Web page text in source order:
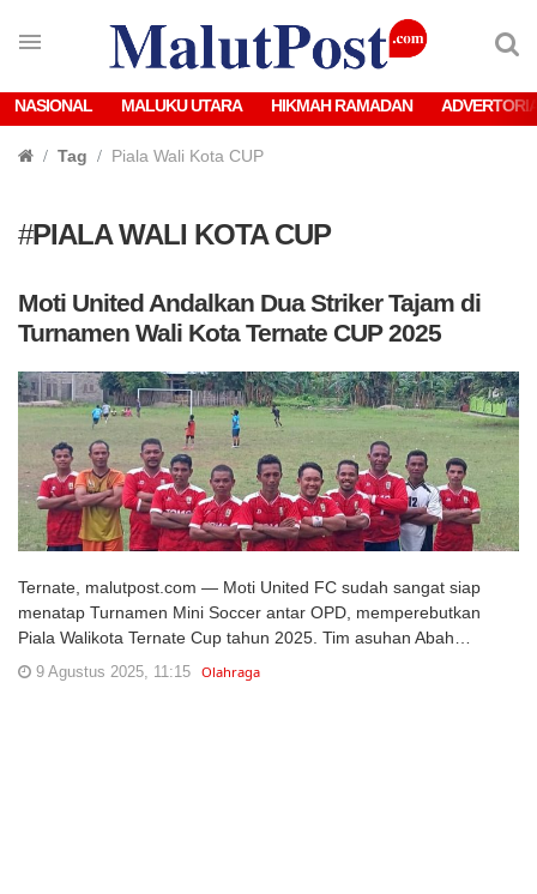
NASIONAL MALUKU UTARA HIKMAH RAMADAN
Tag Piala Wali Kota CUP
#PIALA WALI KOTA CUP
Moti United Andalkan Dua Striker Tajam di
Turnamen Wali Kota Ternate CUP 2025
Ternate, malutpost.com — Moti United FC sudah sangat siap
menatap Turnamen Mini Soccer antar OPD, memperebutkan
Piala Walikota Ternate Cup tahun 2025. Tim asuhan Abah…
9 Agustus 2025, 11:15 Olahraga